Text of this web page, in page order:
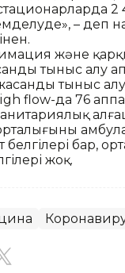
2
– деп
және
тыныс алу
тыныс
flow-да 76
белгілері бар,
жоқ.